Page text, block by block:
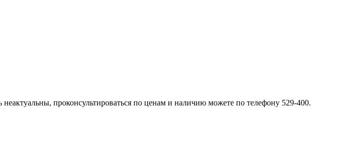
проконсультироваться по ценам и наличию можете по телефону 529-400.